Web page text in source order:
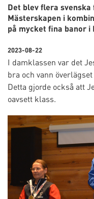
Det blev flera
Mästerskapen i
på mycket fina banor i
2023-08-22
I damklassen var det
bra och vann
Detta gjorde också att
oavsett klass.